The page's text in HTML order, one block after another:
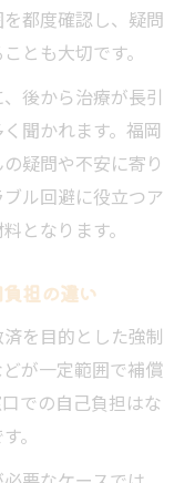
都度確認し、疑問
とも大切です。
後から治療が長引
聞かれます。福岡
疑問や不安に寄り
ル回避に役立つア
となります。
担の違い
を目的とした強制
が一定範囲で補償
での自己負担はな
。